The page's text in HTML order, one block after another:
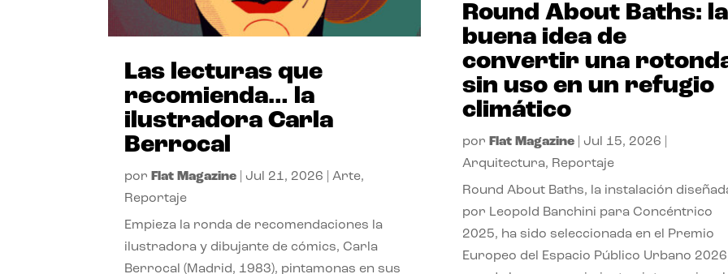
Las lecturas que
recomienda… la
ilustradora Carla
Berrocal
por Flat Magazine Jul 21, 2026 |Arte,
Reportaje
Empieza la ronda de recomendaciones la
ilustradora y dibujante de cómics, Carla
Berrocal (Madrid, 1983), pintamonas en sus
Round About Baths: la
buena idea de
convertir una
sin uso en un refugio
climático
por Flat Magazine| Jul 15, 2026
Arquitectura, Reportaje
Round About Baths, la instalación
por Leopold Banchini para Concéntrico
2025, ha sido seleccionada en el Premio
Europeo del Espacio Público Urbano